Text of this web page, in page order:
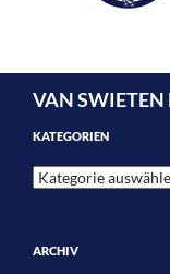
VAN SWIETEN
KATEGORIEN
Kategorien
ARCHIV